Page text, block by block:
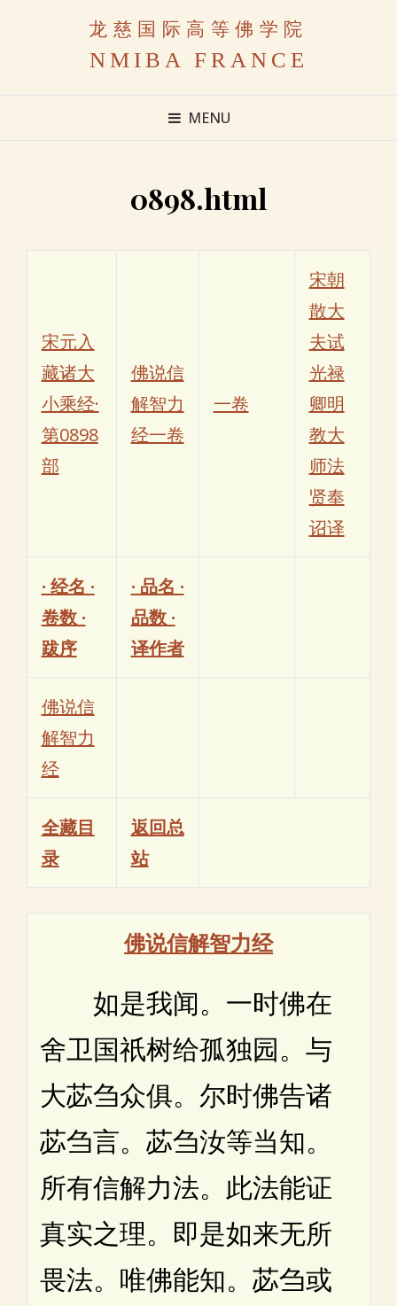
龙慈国际高等佛学院
NMIBA FRANCE
MENU
0898.html
宋元入
藏诸大
小乘经·
第0898
部
佛说信
解智力
经一卷
一卷
宋朝
散大
夫试
光禄
卿明
教大
师法
贤奉
诏译
· 经名 ·
卷数 ·
跋序
· 品名 ·
品数 ·
译作者
佛说信
解智力
经
全藏目
录
返回总
站
佛说信解智力经
如是我闻。一时佛在
舍卫国祇树给孤独园。与
大苾刍众俱。尔时佛告诸
苾刍言。苾刍汝等当知。
所有信解力法。此法能证
真实之理。即是如来无所
畏法。唯佛能知。苾刍或